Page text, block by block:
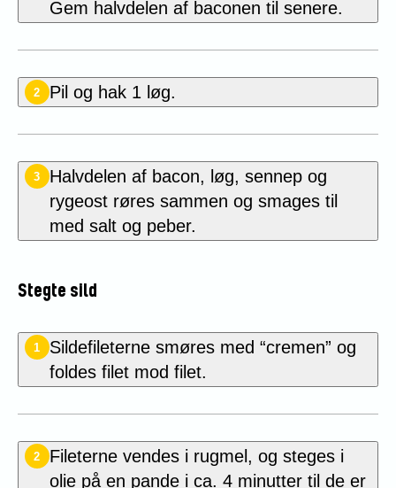
Gem halvdelen af baconen til senere.
2 Pil og hak 1 løg.
3
Halvdelen af bacon, løg, sennep og
rygeost røres sammen og smages til
med salt og peber.
Stegte sild
1
Sildefileterne smøres med “cremen” og
foldes filet mod filet.
2
Fileterne vendes i rugmel, og steges i
olie på en pande i ca. 4 minutter til de er